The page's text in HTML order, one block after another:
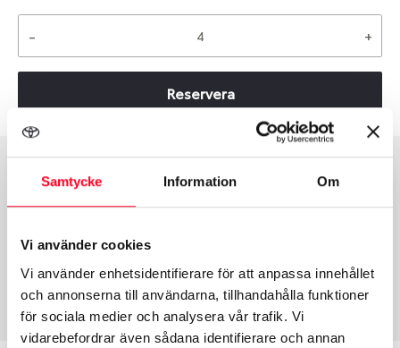
Samtycke Information Om
Vi använder cookies
Vi använder enhetsidentifierare för att anpassa innehållet
och annonserna till användarna, tillhandahålla funktioner
för sociala medier och analysera vår trafik. Vi
vidarebefordrar även sådana identifierare och annan
- +
Reservera
Group
Fälg PV/C LM
Tum
19
50.5
Centre Diameter
108
Art nummer
6510